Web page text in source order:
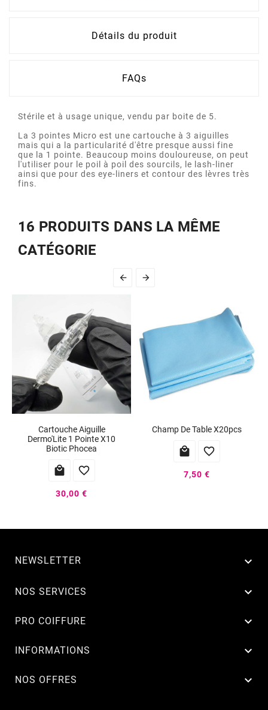
Détails du produit
FAQs
Stérile et à usage unique, vendu par boite de 5.
La 3 pointes Micro est une cartouche à 3 aiguilles
mais qui a la particularité d'être presque aussi fine
que la 1 pointe. Beaucoup moins douloureuse, on peut
l'utiliser pour le poil à poil des sourcils, le lash-liner
ainsi que pour des eye-liners et contour des lèvres très
fins.
16 PRODUITS DANS LA MÊME
CATÉGORIE
 
Cartouche Aiguille
Dermo'Lite 1 Pointe X10
Biotic Phocea
 
30,00 €
Champ De Table X20pcs
 
7,50 €
NEWSLETTER 
NOS SERVICES 
PRO COIFFURE 
INFORMATIONS 
NOS OFFRES 